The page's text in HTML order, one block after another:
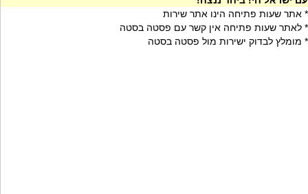
* אתר שעות פתיחה הינו אתר שירות
* לאתר שעות פתיחה אין קשר עם פסטה בסטה
* מומלץ לבדוק ישירות מול פסטה בסטה